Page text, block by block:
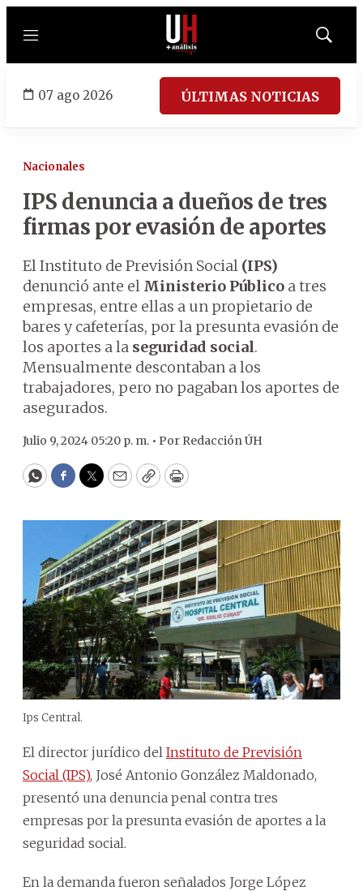
Menú
Mostrar
07 ago 2026 ÚLTIMAS NOTICIAS
Nacionales
IPS denuncia a dueños de tres
firmas por evasión de aportes
El Instituto de Previsión Social (IPS)
denunció ante el Ministerio Público a tres
empresas, entre ellas a un propietario de
bares y cafeterías, por la presunta evasión de
los aportes a la seguridad social.
Mensualmente descontaban a los
trabajadores, pero no pagaban los aportes de
asegurados.
Julio 9, 2024 05:20 p. m. • Por Redacción ÚH
WhatsApp
Facebook
Twitter
EmailCopyPrint
Ips Central.
El director jurídico del Instituto de Previsión
Social (IPS), José Antonio González Maldonado,
presentó una denuncia penal contra tres
empresas por la presunta evasión de aportes a la
seguridad social.
En la demanda fueron señalados Jorge López